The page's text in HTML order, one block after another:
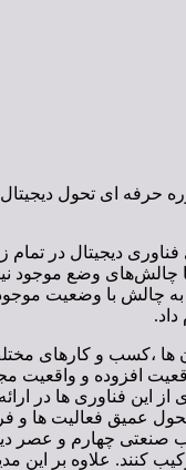
ای تحول دیجیتال
دیجیتال در
چالش‌های وضع موجود
چالش با وضعیت
،کسب و کارهای
افزوده و واقعیت
فناوری ها در
عمیق فعالیت ها و
صنعتی چهارم و
کنند. علاوه بر